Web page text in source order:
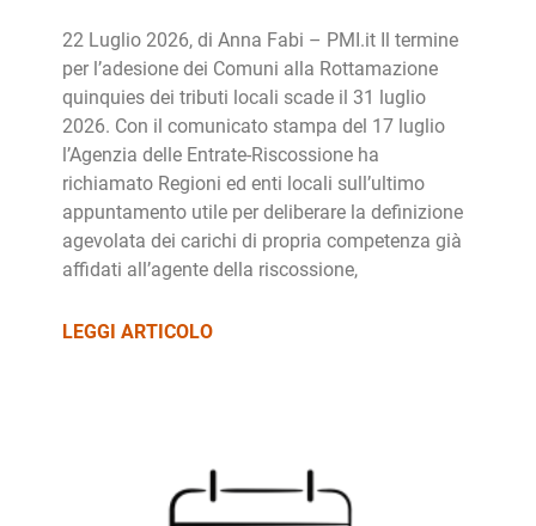
22 Luglio 2026, di Anna Fabi – PMI.it Il termine
per l’adesione dei Comuni alla Rottamazione
quinquies dei tributi locali scade il 31 luglio
2026. Con il comunicato stampa del 17 luglio
l’Agenzia delle Entrate-Riscossione ha
richiamato Regioni ed enti locali sull’ultimo
appuntamento utile per deliberare la definizione
agevolata dei carichi di propria competenza già
affidati all’agente della riscossione,
LEGGI ARTICOLO